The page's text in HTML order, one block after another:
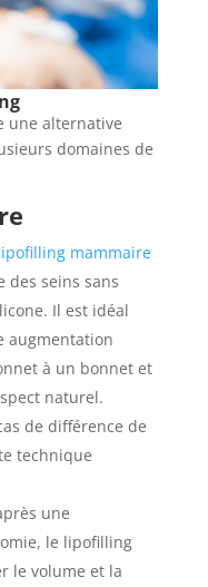
une alternative
domaines de
mammaire
des seins sans
Il est idéal
augmentation
à un bonnet et
naturel.
de différence de
technique
une
le lipofilling
le volume et la